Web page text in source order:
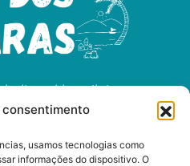
usamos tecnologias como
informações do dispositivo. O
litoral brasileiro e
as maravilhas das
gastronomia.